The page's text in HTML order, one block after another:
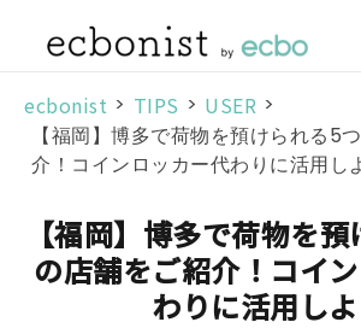
ecbonist > TIPS > USER >
【福岡】博多で荷物を預けられる5
介！コインロッカー代わりに活用し
【福岡】博多で荷物を
の店舗をご紹介！コイ
わりに活用し